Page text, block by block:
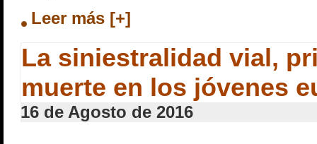
Leer más [+]
La siniestralidad vial,
muerte en los jóvenes
16 de Agosto de 2016